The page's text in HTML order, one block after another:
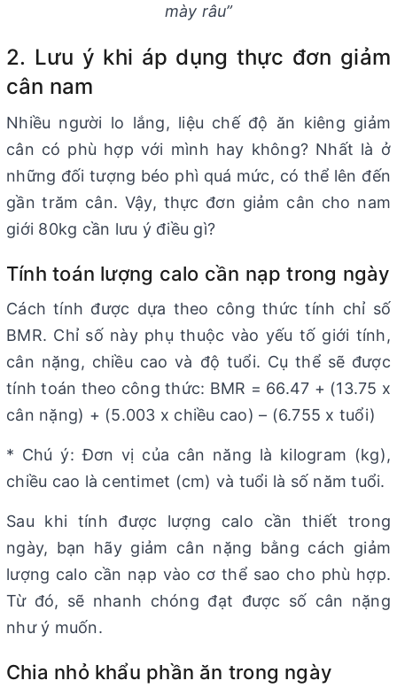
mày râu”
2. Lưu ý khi áp dụng thực đơn giảm
cân nam
Nhiều người lo lắng, liệu chế độ ăn kiêng giảm
cân có phù hợp với mình hay không? Nhất là ở
những đối tượng béo phì quá mức, có thể lên đến
gần trăm cân. Vậy, thực đơn giảm cân cho nam
giới 80kg cần lưu ý điều gì?
Tính toán lượng calo cần nạp trong ngày
Cách tính được dựa theo công thức tính chỉ số
BMR. Chỉ số này phụ thuộc vào yếu tố giới tính,
cân nặng, chiều cao và độ tuổi. Cụ thể sẽ được
tính toán theo công thức: BMR = 66.47 + (13.75 x
cân nặng) + (5.003 x chiều cao) – (6.755 x tuổi)
* Chú ý: Đơn vị của cân năng là kilogram (kg),
chiều cao là centimet (cm) và tuổi là số năm tuổi.
Sau khi tính được lượng calo cần thiết trong
ngày, bạn hãy giảm cân nặng bằng cách giảm
lượng calo cần nạp vào cơ thể sao cho phù hợp.
Từ đó, sẽ nhanh chóng đạt được số cân nặng
như ý muốn.
Chia nhỏ khẩu phần ăn trong ngày